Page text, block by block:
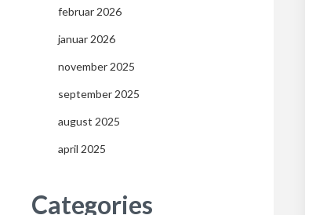
februar 2026
januar 2026
november 2025
september 2025
august 2025
april 2025
Categories